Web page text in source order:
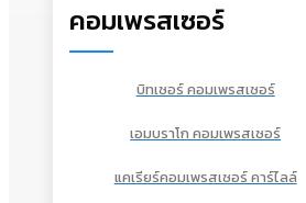
คอมเพรสเซอร์
บิทเซอร์ คอมเพรสเซอร์
เอมบราโก คอมเพรสเซอร์
แคเรียร์คอมเพรสเซอร์ คาร์ไลล์